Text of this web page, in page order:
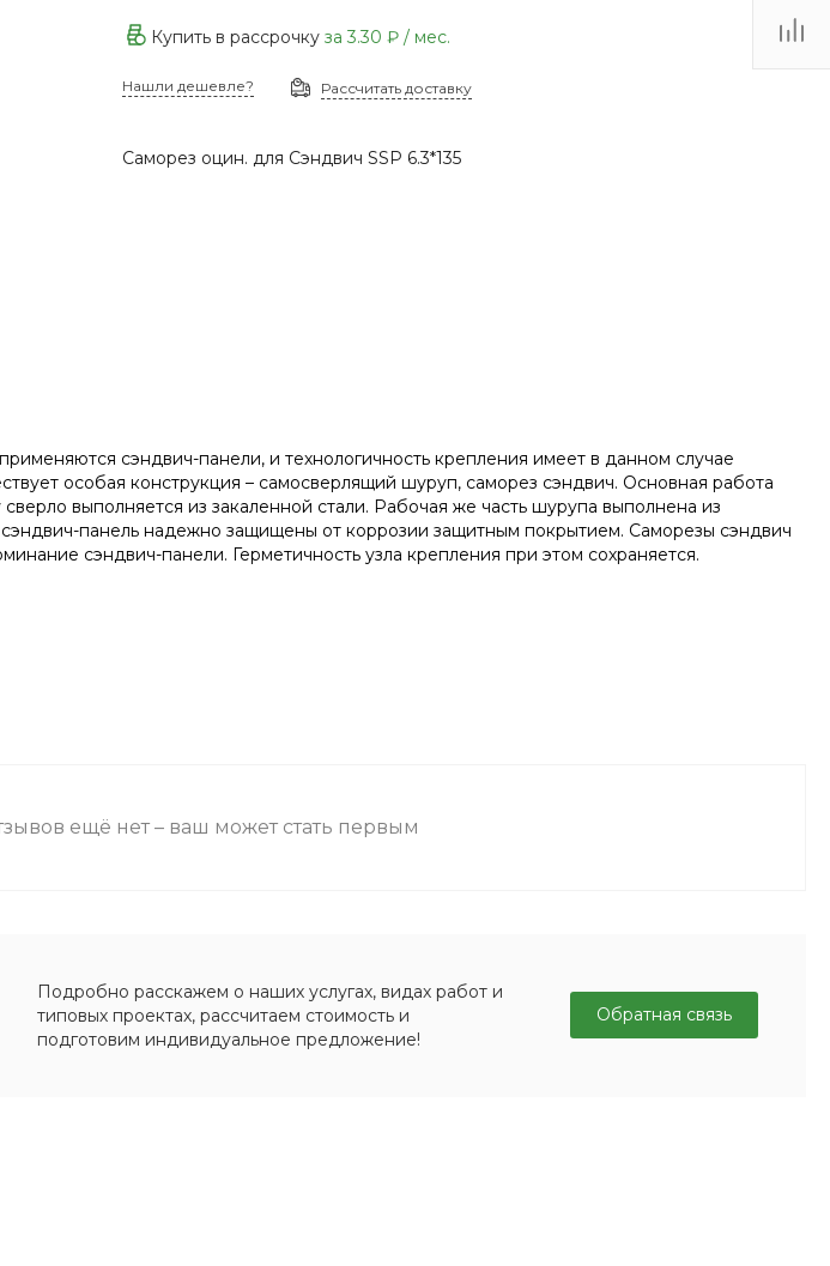
Купить в рассрочку за 3.30 ₽/ мес.
Нашли дешевле? Рассчитать доставку
Саморез оцин. для Сэндвич SSP 6.3*135
сэндвич-панели, и технологичность крепления имеет в данном случае
особая конструкция – самосверлящий шуруп, саморез сэндвич. Основная работа
выполняется из закаленной стали. Рабочая же часть шурупа выполнена из
панель надежно защищены от коррозии защитным покрытием. Саморезы сэндвич
сэндвич-панели. Герметичность узла крепления при этом сохраняется.
ещё нет – ваш может стать первым
Подробно расскажем о наших услугах, видах работ и
типовых проектах, рассчитаем стоимость и
подготовим индивидуальное предложение!
Обратная связь